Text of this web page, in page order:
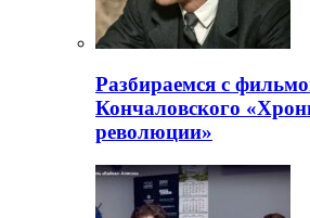
Разбираемся с
Кончаловского
революции»